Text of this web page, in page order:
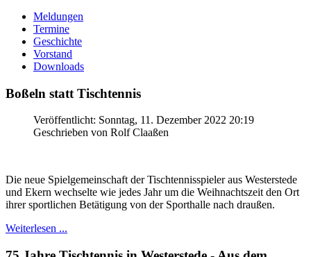
Meldungen
Termine
Geschichte
Vorstand
Downloads
Boßeln statt Tischtennis
Veröffentlicht: Sonntag, 11. Dezember 2022 20:19
Geschrieben von Rolf Claaßen
Die neue Spielgemeinschaft der Tischtennisspieler aus Westerstede
und Ekern wechselte wie jedes Jahr um die Weihnachtszeit den Ort
ihrer sportlichen Betätigung von der Sporthalle nach draußen.
Weiterlesen ...